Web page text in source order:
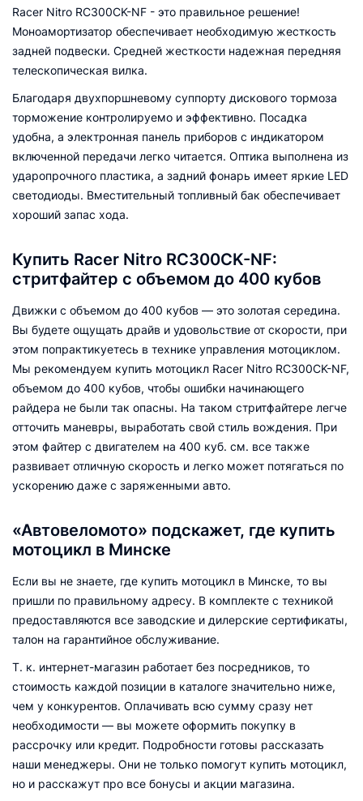
Racer Nitro RC300CK-NF - это правильное решение!
Моноамортизатор обеспечивает необходимую жесткость
задней подвески. Средней жесткости надежная передняя
телескопическая вилка.
Благодаря двухпоршневому суппорту дискового тормоза
торможение контролируемо и эффективно. Посадка
удобна, а электронная панель приборов с индикатором
включенной передачи легко читается. Оптика выполнена из
ударопрочного пластика, а задний фонарь имеет яркие LED
светодиоды. Вместительный топливный бак обеспечивает
хороший запас хода.
Купить Racer Nitro RC300CK-NF:
стритфайтер с объемом до 400 кубов
Движки с объемом до 400 кубов — это золотая середина.
Вы будете ощущать драйв и удовольствие от скорости, при
этом попрактикуетесь в технике управления мотоциклом.
Мы рекомендуем купить мотоцикл Racer Nitro RC300CK-NF,
объемом до 400 кубов, чтобы ошибки начинающего
райдера не были так опасны. На таком стритфайтере легче
отточить маневры, выработать свой стиль вождения. При
этом файтер с двигателем на 400 куб. см. все также
развивает отличную скорость и легко может потягаться по
ускорению даже с заряженными авто.
«Автовеломото» подскажет, где купить
мотоцикл в Минске
Если вы не знаете, где купить мотоцикл в Минске, то вы
пришли по правильному адресу. В комплекте с техникой
предоставляются все заводские и дилерские сертификаты,
талон на гарантийное обслуживание.
Т. к. интернет-магазин работает без посредников, то
стоимость каждой позиции в каталоге значительно ниже,
чем у конкурентов. Оплачивать всю сумму сразу нет
необходимости — вы можете оформить покупку в
рассрочку или кредит. Подробности готовы рассказать
наши менеджеры. Они не только помогут купить мотоцикл,
но и расскажут про все бонусы и акции магазина.